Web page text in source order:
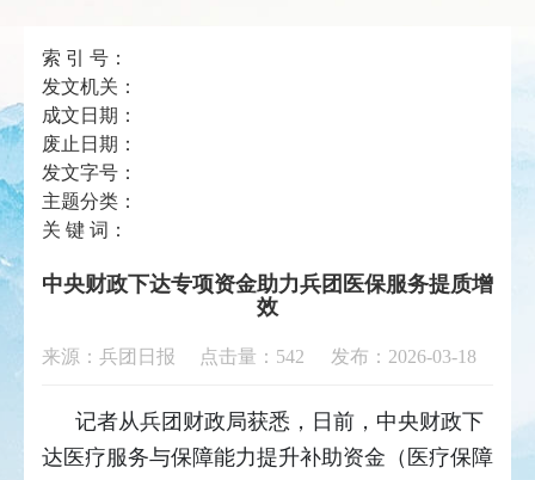
索 引 号：
发文机关：
成文日期：
废止日期：
发文字号：
主题分类：
关 键 词：
中央财政下达专项资金助力兵团医保服务提质增
效
来源：兵团日报 点击量： 542 发布：2026-03-18
记者从兵团财政局获悉，日前，中央财政下
达医疗服务与保障能力提升补助资金（医疗保障